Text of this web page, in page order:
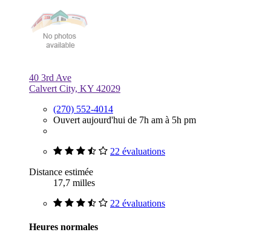
40 3rd Ave
Calvert City, KY 42029
(270) 552-4014
Ouvert aujourd'hui de 7h am à 5h pm
22 évaluations
Distance estimée
17,7 milles
22 évaluations
Heures normales